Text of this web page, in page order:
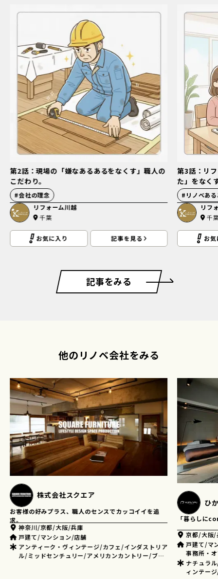
第2話：現場の「嫌なあるあるをなくす」職人の
こだわり。
#会社の理念
リフォーム川越
千葉
お気に入り 記事を見る
第3話：リ
た」をなく
# リノベあ
リフ
千
お
記事をみる
他のリノベ会社をみる
「暮らしにconceptを。」
京都/大阪/兵庫
戸建て/マンション/店舗/美容室・理容室・美容関連/
事務所・オフィス
住む人と作
埼玉/千葉/
マンショ
ナチュラ
ダストリ